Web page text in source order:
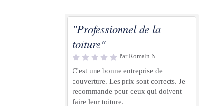
"Professionnel de la
toiture"
Par Romain N
C'est une bonne entreprise de
couverture. Les prix sont corrects. Je
recommande pour ceux qui doivent
faire leur toiture.